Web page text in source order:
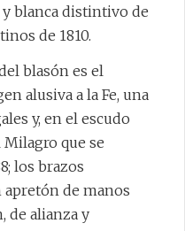
blanca distintivo de
de 1810.
blasón es el
alusiva a la Fe, una
y, en el escudo
que se
los brazos
de manos
de alianza y